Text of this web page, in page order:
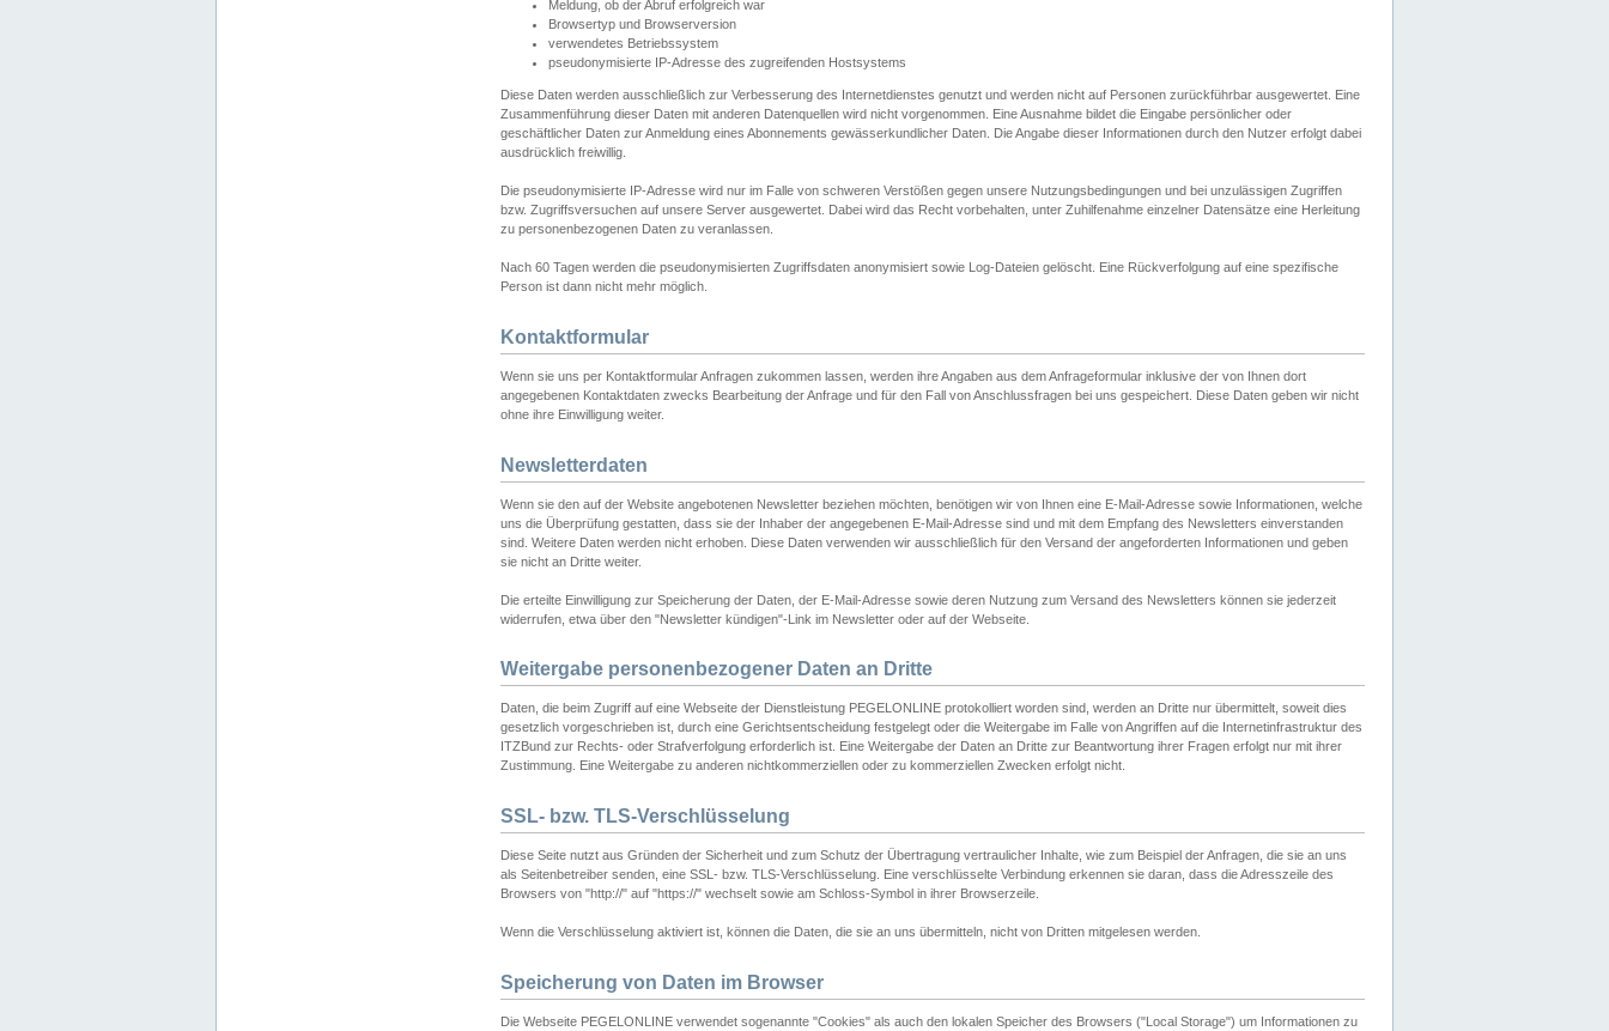
Meldung, ob der Abruf erfolgreich war
Browsertyp und Browserversion
verwendetes Betriebssystem
pseudonymisierte IP-Adresse des zugreifenden Hostsystems
Diese Daten werden ausschließlich zur Verbesserung des Internetdienstes genutzt und werden nicht auf Personen zurückführbar ausgewertet. Eine
Zusammenführung dieser Daten mit anderen Datenquellen wird nicht vorgenommen. Eine Ausnahme bildet die Eingabe persönlicher oder
geschäftlicher Daten zur Anmeldung eines Abonnements gewässerkundlicher Daten. Die Angabe dieser Informationen durch den Nutzer erfolgt dabei
ausdrücklich freiwillig.
Die pseudonymisierte IP-Adresse wird nur im Falle von schweren Verstößen gegen unsere Nutzungsbedingungen und bei unzulässigen Zugriffen
bzw. Zugriffsversuchen auf unsere Server ausgewertet. Dabei wird das Recht vorbehalten, unter Zuhilfenahme einzelner Datensätze eine Herleitung
zu personenbezogenen Daten zu veranlassen.
Nach 60 Tagen werden die pseudonymisierten Zugriffsdaten anonymisiert sowie Log-Dateien gelöscht. Eine Rückverfolgung auf eine spezifische
Person ist dann nicht mehr möglich.
Kontaktformular
Wenn sie uns per Kontaktformular Anfragen zukommen lassen, werden ihre Angaben aus dem Anfrageformular inklusive der von Ihnen dort
angegebenen Kontaktdaten zwecks Bearbeitung der Anfrage und für den Fall von Anschlussfragen bei uns gespeichert. Diese Daten geben wir nicht
ohne ihre Einwilligung weiter.
Newsletterdaten
Wenn sie den auf der Website angebotenen Newsletter beziehen möchten, benötigen wir von Ihnen eine E-Mail-Adresse sowie Informationen, welche
uns die Überprüfung gestatten, dass sie der Inhaber der angegebenen E-Mail-Adresse sind und mit dem Empfang des Newsletters einverstanden
sind. Weitere Daten werden nicht erhoben. Diese Daten verwenden wir ausschließlich für den Versand der angeforderten Informationen und geben
sie nicht an Dritte weiter.
Die erteilte Einwilligung zur Speicherung der Daten, der E-Mail-Adresse sowie deren Nutzung zum Versand des Newsletters können sie jederzeit
widerrufen, etwa über den "Newsletter kündigen"-Link im Newsletter oder auf der Webseite.
Weitergabe personenbezogener Daten an Dritte
Daten, die beim Zugriff auf eine Webseite der Dienstleistung PEGELONLINE protokolliert worden sind, werden an Dritte nur übermittelt, soweit dies
gesetzlich vorgeschrieben ist, durch eine Gerichtsentscheidung festgelegt oder die Weitergabe im Falle von Angriffen auf die Internetinfrastruktur des
ITZBund zur Rechts- oder Strafverfolgung erforderlich ist. Eine Weitergabe der Daten an Dritte zur Beantwortung ihrer Fragen erfolgt nur mit ihrer
Zustimmung. Eine Weitergabe zu anderen nichtkommerziellen oder zu kommerziellen Zwecken erfolgt nicht.
SSL- bzw. TLS-Verschlüsselung
Diese Seite nutzt aus Gründen der Sicherheit und zum Schutz der Übertragung vertraulicher Inhalte, wie zum Beispiel der Anfragen, die sie an uns
als Seitenbetreiber senden, eine SSL- bzw. TLS-Verschlüsselung. Eine verschlüsselte Verbindung erkennen sie daran, dass die Adresszeile des
Browsers von "http://" auf "https://" wechselt sowie am Schloss-Symbol in ihrer Browserzeile.
Wenn die Verschlüsselung aktiviert ist, können die Daten, die sie an uns übermitteln, nicht von Dritten mitgelesen werden.
Speicherung von Daten im Browser
Die Webseite PEGELONLINE verwendet sogenannte "Cookies" als auch den lokalen Speicher des Browsers ("Local Storage") um Informationen zu